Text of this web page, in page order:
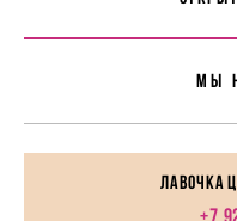
Мы
Лавочка
+7